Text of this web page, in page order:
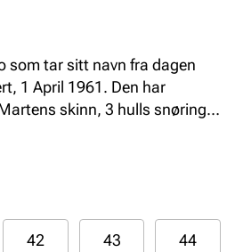
som tar sitt navn fra dagen
1 April 1961. Den har
skinn, 3 hulls snøring
stikningen. Sålen er Dr.
42 43 44